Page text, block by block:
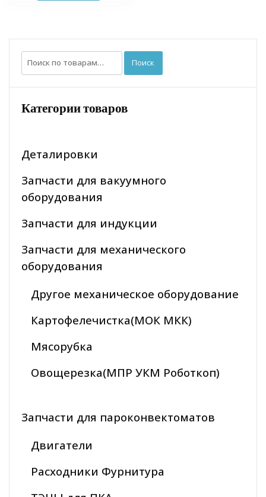
Искать: Поиск
Категории товаров
Деталировки
Запчасти для вакуумного
оборудования
Запчасти для индукции
Запчасти для механического
оборудования
Другое механическое оборудование
Картофелечистка(МОК МКК)
Мясорубка
Овощерезка(МПР УКМ Роботкоп)
Запчасти для пароконвектоматов
Двигатели
Расходники Фурнитура